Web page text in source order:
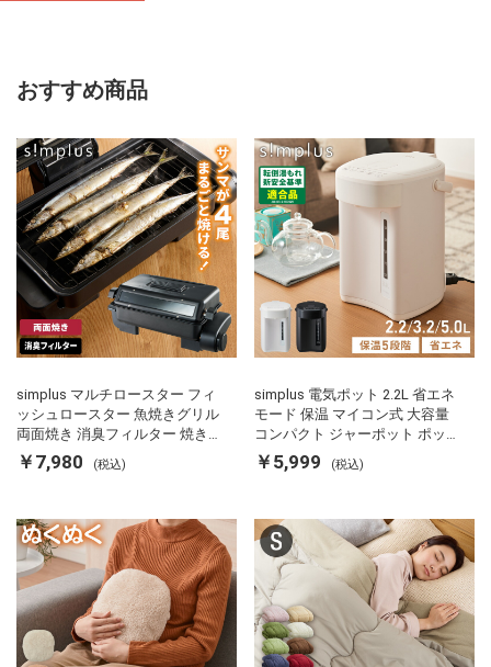
おすすめ商品
simplus マルチロースター フィ
ッシュロースター 魚焼きグリル
両面焼き 消臭フィルター 焼き魚
両面ヒーター タイマー付き SP-
FRS01 マットブラック シンプラ
￥7,980 (税込)
simplus 電気ポット 2.2L 省エネ
モード 保温 マイコン式 大容量
コンパクト ジャーポット ポット
カルキ抜き 空焚き防止 温度調節
軽量 SP-PD22 シンプラス
￥5,999 (税込)